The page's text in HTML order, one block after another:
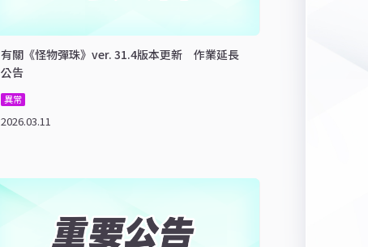
有關《怪物彈珠》ver. 31.4版本更新 作業延長
公告
異常
2026.03.11